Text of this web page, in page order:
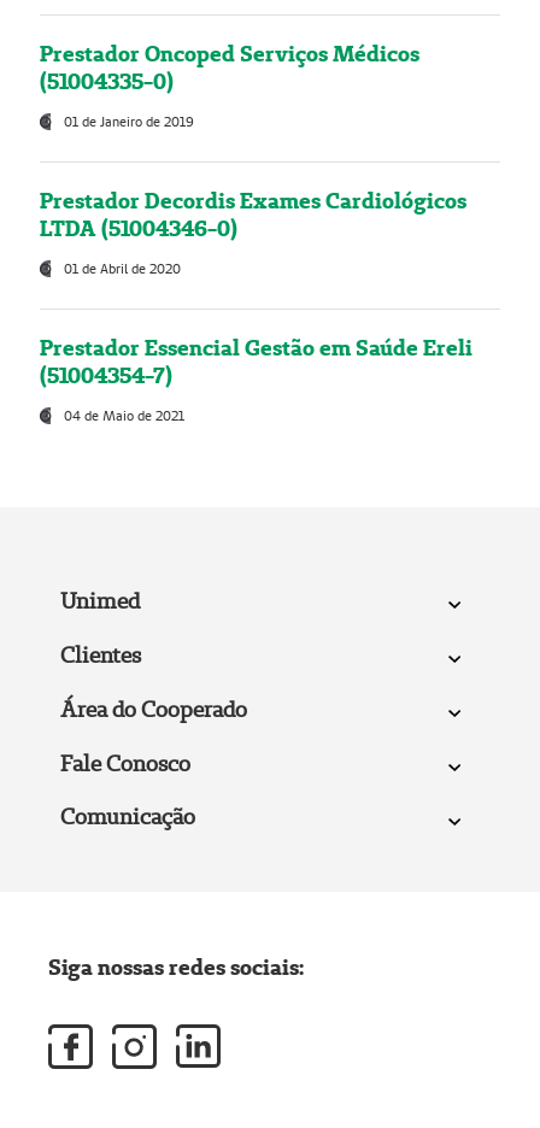
Prestador Oncoped Serviços Médicos
(51004335-0)
01 de Janeiro de 2019
Prestador Decordis Exames Cardiológicos
LTDA (51004346-0)
01 de Abril de 2020
Prestador Essencial Gestão em Saúde Ereli
(51004354-7)
04 de Maio de 2021
Unimed
Clientes
Área do Cooperado
Fale Conosco
Comunicação
Siga nossas redes sociais: